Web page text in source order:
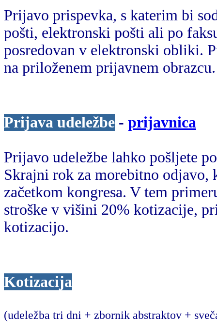
Prijavo prispevka, s katerim bi
pošti, elektronski pošti ali po
posredovan v elektronski obliki.
na priloženem prijavnem obrazcu.
Prijava udeležbe - prijavnica
Prijavo udeležbe lahko pošljete
Skrajni rok za morebitno odjavo,
začetkom kongresa. V tem
stroške v višini 20% kotizacije,
kotizacijo.
Kotizacija
(udeležba tri dni + zbornik abstraktov +